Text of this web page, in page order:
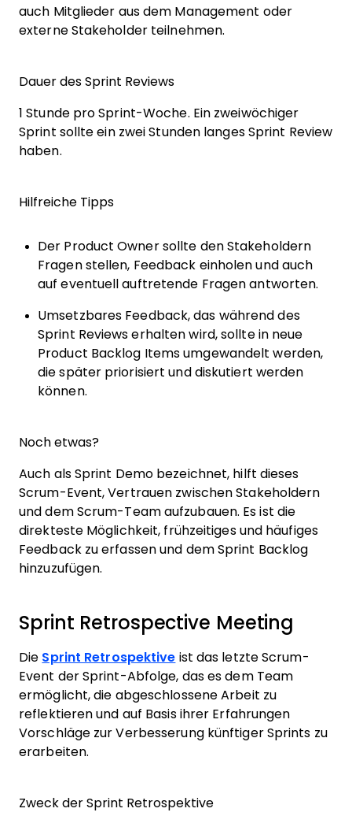
auch Mitglieder aus dem Management oder
externe Stakeholder teilnehmen.
Dauer des Sprint Reviews
1 Stunde pro Sprint-Woche. Ein zweiwöchiger
Sprint sollte ein zwei Stunden langes Sprint Review
haben.
Hilfreiche Tipps
Der Product Owner sollte den Stakeholdern
Fragen stellen, Feedback einholen und auch
auf eventuell auftretende Fragen antworten.
Umsetzbares Feedback, das während des
Sprint Reviews erhalten wird, sollte in neue
Product Backlog Items umgewandelt werden,
die später priorisiert und diskutiert werden
können.
Noch etwas?
Auch als Sprint Demo bezeichnet, hilft dieses
Scrum-Event, Vertrauen zwischen Stakeholdern
und dem Scrum-Team aufzubauen. Es ist die
direkteste Möglichkeit, frühzeitiges und häufiges
Feedback zu erfassen und dem Sprint Backlog
hinzuzufügen.
Sprint Retrospective Meeting
Die Sprint Retrospektive ist das letzte Scrum-
Event der Sprint-Abfolge, das es dem Team
ermöglicht, die abgeschlossene Arbeit zu
reflektieren und auf Basis ihrer Erfahrungen
Vorschläge zur Verbesserung künftiger Sprints zu
erarbeiten.
Zweck der Sprint Retrospektive